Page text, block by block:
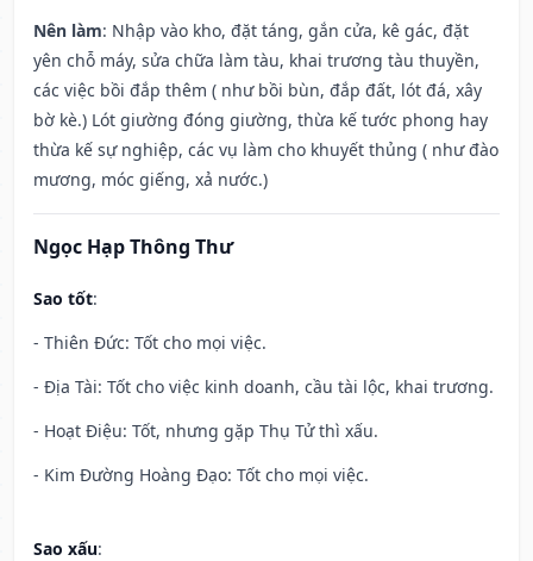
Nên làm: Nhập vào kho, đặt táng, gắn cửa, kê gác, đặt
yên chỗ máy, sửa chữa làm tàu, khai trương tàu thuyền,
các việc bồi đắp thêm ( như bồi bùn, đắp đất, lót đá, xây
bờ kè.) Lót giường đóng giường, thừa kế tước phong hay
thừa kế sự nghiệp, các vụ làm cho khuyết thủng ( như đào
mương, móc giếng, xả nước.)
Ngọc Hạp Thông Thư
Sao tốt:
- Thiên Đức: Tốt cho mọi việc.
- Địa Tài: Tốt cho việc kinh doanh, cầu tài lộc, khai trương.
- Hoạt Điệu: Tốt, nhưng gặp Thụ Tử thì xấu.
- Kim Đường Hoàng Đạo: Tốt cho mọi việc.
Sao xấu: